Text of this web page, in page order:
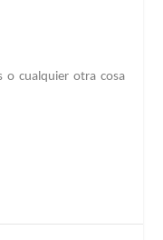
o cualquier otra cosa